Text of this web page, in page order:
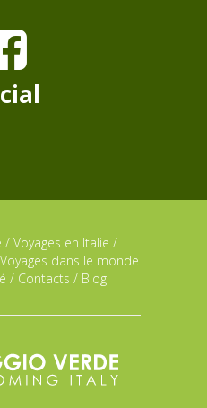
/ Voyages en Italie /
Voyages dans le monde
/ Contacts / Blog